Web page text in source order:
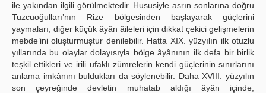
ile yakından ilgili görülmektedir. Hususiyle asrın sonlarına doğru
Tuzcuoğulları’nın Rize bölgesinden başlayarak güçlerini
yaymaları, diğer küçük âyân âileleri için dikkat çekici gelişmelerin
mebde’ini oluşturmuştur denilebilir. Hatta XIX. yüzyılın ilk otuzlu
yıllarında bu olaylar dolayısıyla bölge âyânının ilk defa bir birlik
teşkil ettikleri ve irili ufaklı zümrelerin kendi güçlerinin sınırlarını
anlama imkânını buldukları da söylenebilir. Daha XVIII. yüzyılın
son çeyreğinde devletin muhatab aldığı âyân içinde,